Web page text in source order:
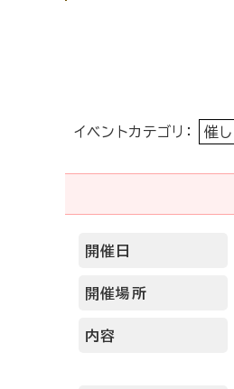
イベントカテゴリ： 催し
開催日
開催場所
内容